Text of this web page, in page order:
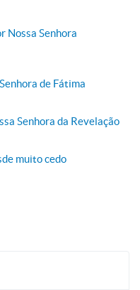
Nossa Senhora
de Fátima
Senhora da Revelação
muito cedo